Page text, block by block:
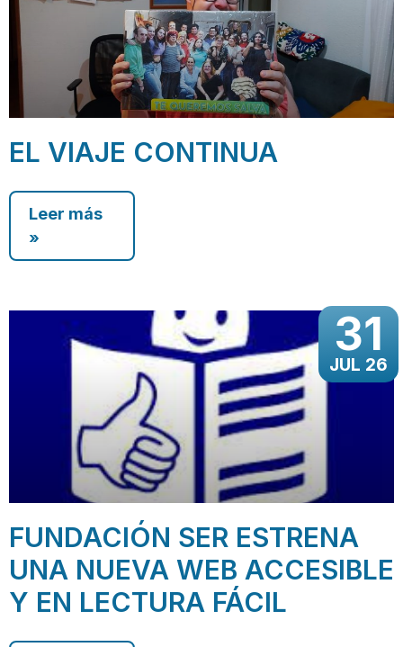
EL VIAJE CONTINUA
Leer más
»
31
JUL 26
FUNDACIÓN SER ESTRENA
UNA NUEVA WEB ACCESIBLE
Y EN LECTURA FÁCIL